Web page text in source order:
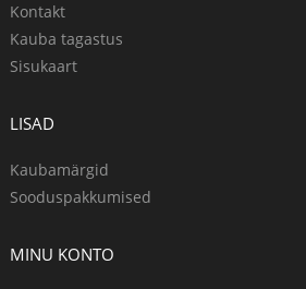
Kontakt
Kauba tagastus
Sisukaart
LISAD
Kaubamärgid
Sooduspakkumised
MINU KONTO